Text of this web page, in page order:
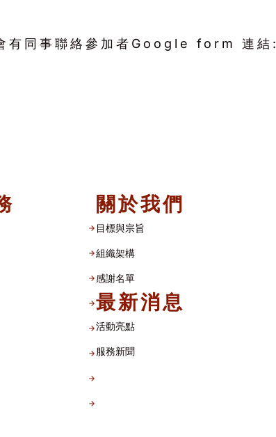
有同事聯絡參加者Google form 連結:
關於我們
目標與宗旨
組織架構​
感謝名單​
最新消息
活動亮點
服務新聞